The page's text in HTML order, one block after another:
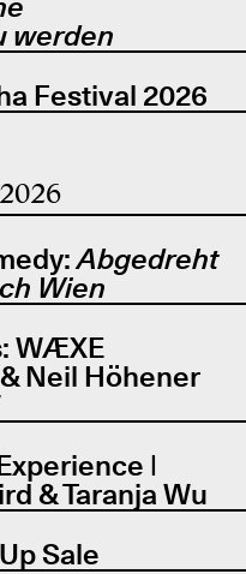
werden
Festival 2026
Abgedreht
Wien
WÆXE
Neil Höhener
|
& Taranja Wu
Sale